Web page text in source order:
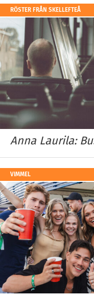
RÖSTER FRÅN SKELLEFTEÅ
Anna Laurila:
VIMMEL